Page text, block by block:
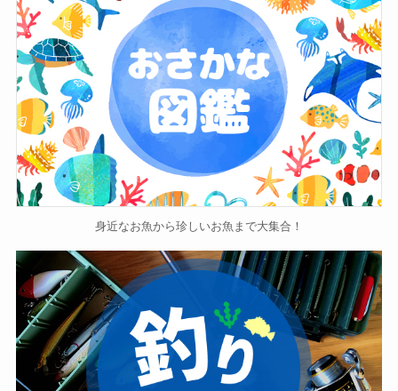
身近なお魚から珍しいお魚まで大集合！